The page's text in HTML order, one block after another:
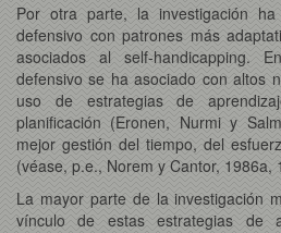
Por otra parte, la investigación
defensivo con patrones más
asociados al self-handicapping.
defensivo se ha asociado con altos
uso de estrategias de
planificación (Eronen, Nurmi y
mejor gestión del tiempo, del
(véase, p.e., Norem y Cantor, 1986a,
La mayor parte de la investigación
vínculo de estas estrategias de